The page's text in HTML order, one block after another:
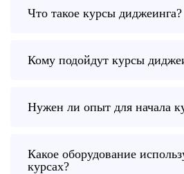
Что такое курсы диджеинга?
Кому подойдут курсы
Нужен ли опыт для начала
Какое оборудование
курсах?